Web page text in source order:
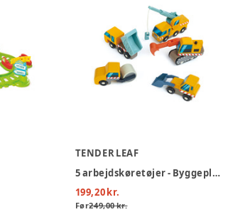
TENDER LEAF
5 arbejdskøretøjer - Byggeplads
199,20 kr.
Før249,00 kr.